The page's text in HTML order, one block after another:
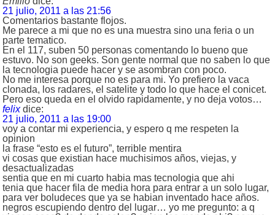
21 julio, 2011 a las 21:56
Comentarios bastante flojos.
Me parece a mi que no es una muestra sino una feria o un
parte tematico.
En el 117, suben 50 personas comentando lo bueno que
estuvo. No son geeks. Son gente normal que no saben lo que
la tecnologia puede hacer y se asombran con poco.
No me interesa porque no es para mi. Yo prefiero la vaca
clonada, los radares, el satelite y todo lo que hace el conicet.
Pero eso queda en el olvido rapidamente, y no deja votos…
felix dice:
21 julio, 2011 a las 19:00
voy a contar mi experiencia, y espero q me respeten la
opinion
la frase “esto es el futuro”, terrible mentira
vi cosas que existian hace muchisimos años, viejas, y
desactualizadas
sentia que en mi cuarto habia mas tecnologia que ahi
tenia que hacer fila de media hora para entrar a un solo lugar,
para ver boludeces que ya se habian inventado hace años.
negros escupiendo dentro del lugar… yo me pregunto: a q